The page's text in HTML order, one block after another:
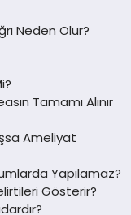
Neden Olur?
Tamamı Alınır
Ameliyat
Yapılamaz?
Gösterir?